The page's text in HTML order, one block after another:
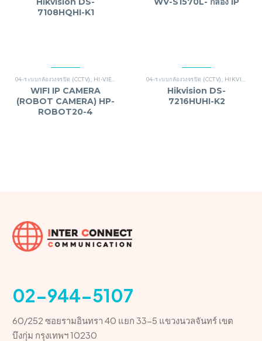
7108HQHI-K1
04-ระบบกล้องวงจรปิด (CCTV) HI-VIEW
WIFI IP CAMERA
(ROBOT CAMERA) HP-
ROBOT20-4
04-ระบบกล้องวงจรปิด (CCTV) HIKVISION
Hikvision DS-
7216HUHI-K2
02-944-5107
60/252 ซอยรามอินทรา 40 แยก 33-5 แขวงนวลจันทร์ เขต
บึงกุ่ม กรุงเทพฯ 10230